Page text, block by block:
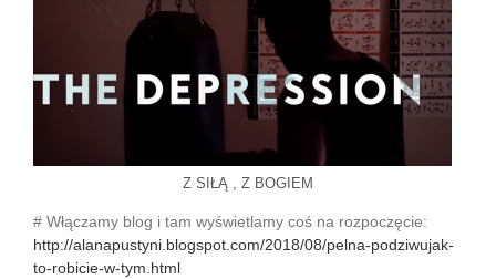
Z SIŁĄ , Z BOGIEM
# Włączamy blog i tam wyświetlamy coś na rozpoczęcie:
http://alanapustyni.blogspot.com/2018/08/pelna-podziwujak-
to-robicie-w-tym.html